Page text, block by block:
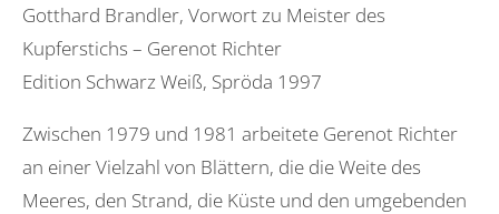
Gotthard Brandler, Vorwort zu Meister des
Kupferstichs – Gerenot Richter
Edition Schwarz Weiß, Spröda 1997
Zwischen 1979 und 1981 arbeitete Gerenot Richter
an einer Vielzahl von Blättern, die die Weite des
Meeres, den Strand, die Küste und den umgebenden